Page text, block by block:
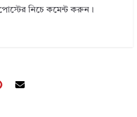
পোস্টের নিচে কমেন্ট করুন।